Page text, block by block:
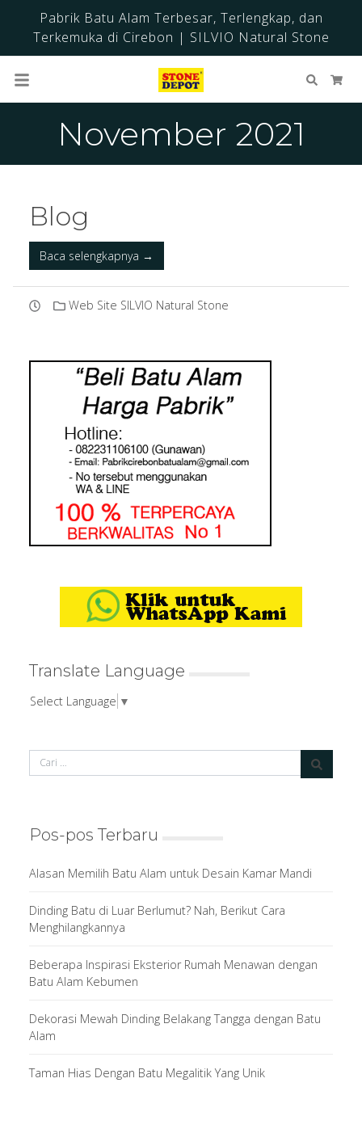
Pabrik Batu Alam Terbesar, Terlengkap, dan
Terkemuka di Cirebon | SILVIO Natural Stone
Cari
November 2021
Blog
Baca selengkapnya →
Web Site SILVIO Natural Stone
Translate Language
Select Language ▼
Pos-pos Terbaru
Alasan Memilih Batu Alam untuk Desain Kamar Mandi
Dinding Batu di Luar Berlumut? Nah, Berikut Cara
Menghilangkannya
Beberapa Inspirasi Eksterior Rumah Menawan dengan
Batu Alam Kebumen
Dekorasi Mewah Dinding Belakang Tangga dengan Batu
Alam
Taman Hias Dengan Batu Megalitik Yang Unik